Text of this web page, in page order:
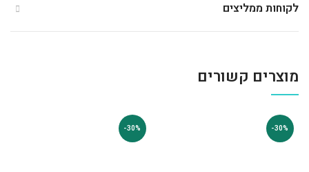
לקוחות ממליצים
מוצרים קשורים
-30%
-30%